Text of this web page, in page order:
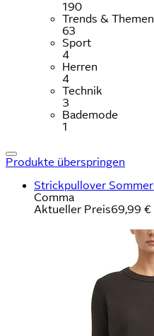
190
Trends & Themen
63
Sport
4
Herren
4
Technik
3
Bademode
1
Produkte überspringen
Strickpullover
Comma
Aktueller Preis69,99 €